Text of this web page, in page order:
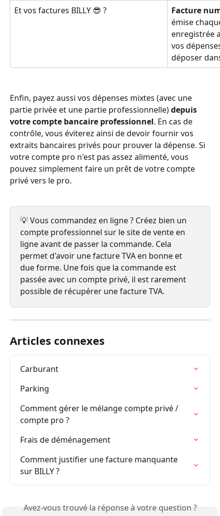
Et vos factures BILLY 😎 ?
Facture
émise
enregistrée
vos
déposer
Enfin, payez aussi vos dépenses mixtes (avec une
partie privée et une partie professionnelle) depuis
votre compte bancaire professionnel. En cas de
contrôle, vous éviterez ainsi de devoir fournir vos
extraits bancaires privés pour prouver la dépense. Si
votre compte pro n'est pas assez alimenté, vous
pouvez simplement faire un prêt de votre compte
privé vers le pro.
💡 Vous commandez en ligne ? Créez bien un
compte professionnel sur le site de vente en
ligne avant de passer la commande. Cela
permet d'avoir une facture TVA en bonne et
due forme. Une fois que la commande est
passée avec un compte privé, il est rarement
possible de récupérer une facture TVA.
Articles connexes
Carburant
Parking
Comment gérer le mélange compte privé /
compte pro ?
Frais de déménagement
Comment justifier une facture manquante
sur BILLY ?
Avez-vous trouvé la réponse à votre question ?